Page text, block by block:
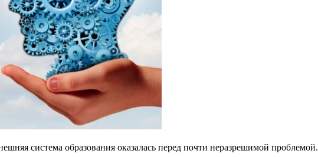
система образования оказалась перед почти неразрешимой проблемой.